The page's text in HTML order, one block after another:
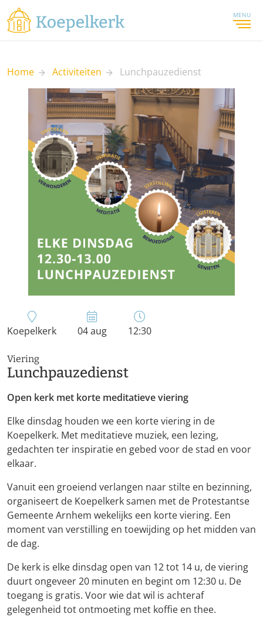
MENU
Home Activiteiten Lunchpauzedienst
Koepelkerk 04 aug 12:30
Viering
Lunchpauzedienst
Open kerk met korte meditatieve viering
Elke dinsdag houden we een korte viering in de
Koepelkerk. Met meditatieve muziek, een lezing,
gedachten ter inspiratie en gebed voor de stad en voor
elkaar.
Vanuit een groeiend verlangen naar stilte en bezinning,
organiseert de Koepelkerk samen met de Protestantse
Gemeente Arnhem wekelijks een korte viering. Een
moment van verstilling en toewijding op het midden van
de dag.
De kerk is elke dinsdag open van 12 tot 14 u, de viering
duurt ongeveer 20 minuten en begint om 12:30 u. De
toegang is gratis. Voor wie dat wil is achteraf
gelegenheid tot ontmoeting met koffie en thee.